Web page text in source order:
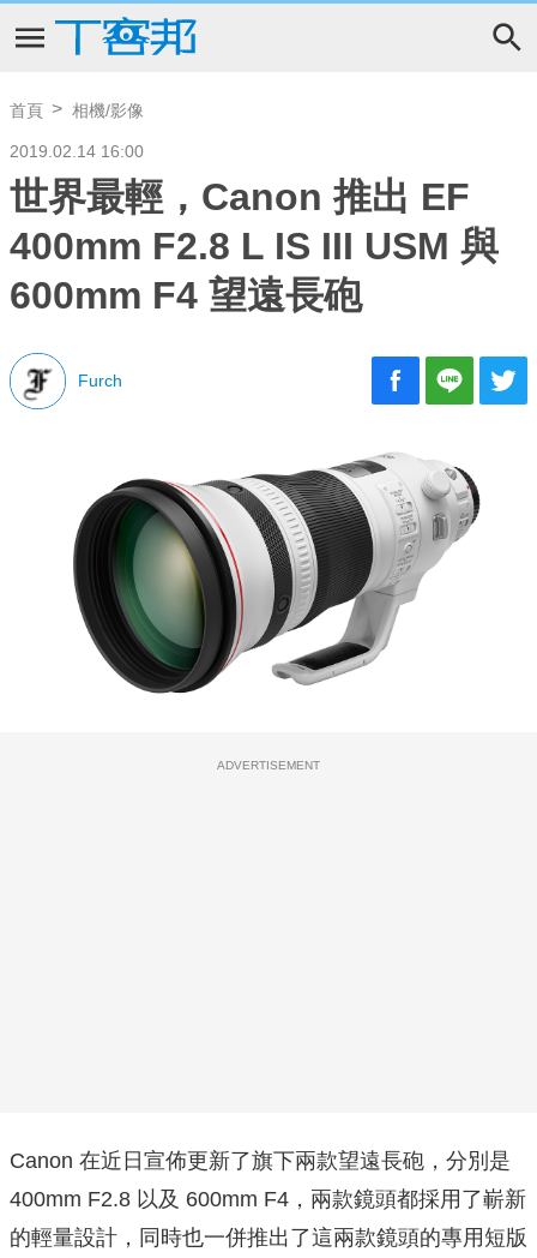
首頁 相機/影像
2019.02.14 16:00
世界最輕，Canon 推出 EF
400mm F2.8 L IS III USM 與
600mm F4 望遠長砲
Furch
ADVERTISEMENT
Canon 在近日宣佈更新了旗下兩款望遠長砲，分別是
400mm F2.8 以及 600mm F4，兩款鏡頭都採用了嶄新
的輕量設計，同時也一併推出了這兩款鏡頭的專用短版